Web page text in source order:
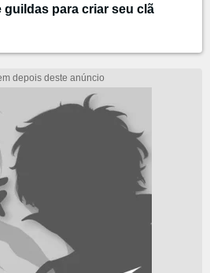
guildas para criar seu clã